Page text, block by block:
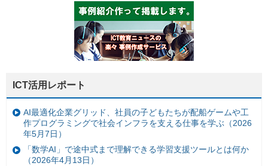
ICT活用レポート
AI最適化企業グリッド、社員の子どもたちが配船ゲームや工
作プログラミングで社会インフラを支える仕事を学ぶ（2026
年5月7日）
「数学AI」で途中式まで理解できる学習支援ツールとは何か
（2026年4月13日）